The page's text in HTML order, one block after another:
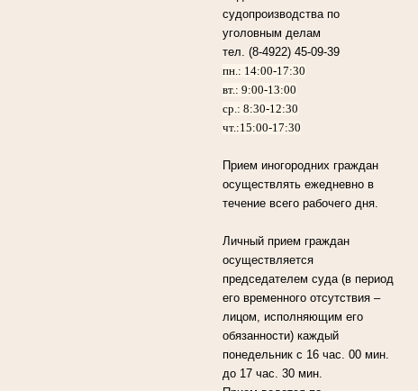
судопроизводства по
уголовным делам
тел. (8-4922) 45-09-39
пн.: 14:00-17:30
вт.: 9:00-13:00
ср.: 8:30-12:30
чт.:15:00-17:30
Прием иногородних граждан
осуществлять ежедневно в
течение всего рабочего дня.
Личный прием граждан
осуществляется
председателем суда (в период
его временного отсутствия –
лицом, исполняющим его
обязанности) каждый
понедельник с 16 час. 00 мин.
до 17 час. 30 мин.